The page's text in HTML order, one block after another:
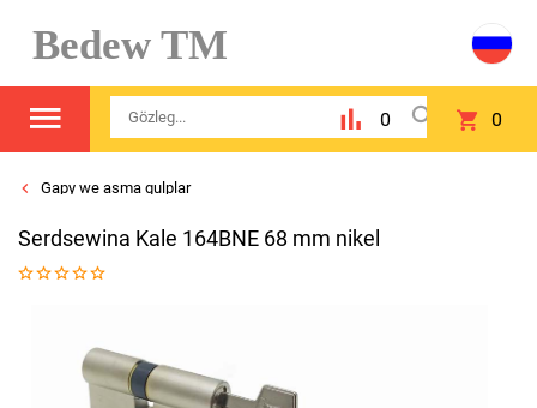
Bedew TM
0 0
Gapy we asma gulplar
Serdsewina Kale 164BNE 68 mm nikel